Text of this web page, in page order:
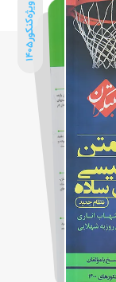
ویژه‌کنکور
1405